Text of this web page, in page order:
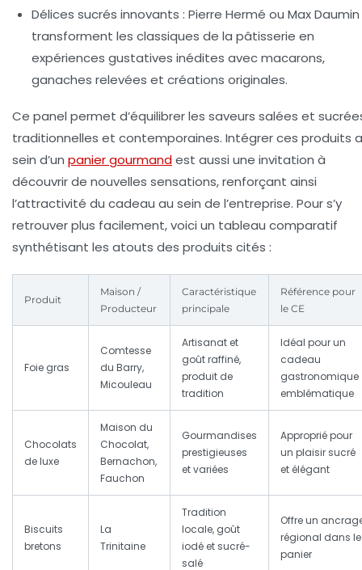
Délices sucrés innovants : Pierre Hermé ou Max Daumin
transforment les classiques de la pâtisserie en
expériences gustatives inédites avec macarons,
ganaches relevées et créations originales.
Ce panel permet d’équilibrer les saveurs salées et
traditionnelles et contemporaines. Intégrer ces produits
sein d’un panier gourmandest aussi une invitation à
découvrir de nouvelles sensations, renforçant ainsi
l’attractivité du cadeau au sein de l’entreprise. Pour s’y
retrouver plus facilement, voici un tableau comparatif
synthétisant les atouts des produits cités :
Produit
Maison /
Producteur
Caractéristique
principale
Référence pour
le CE
Foie gras
Comtesse
du Barry,
Micouleau
Artisanat et
goût raffiné,
produit de
tradition
Idéal pour un
cadeau
gastronomique
emblématique
Chocolats
de luxe
Maison du
Chocolat,
Bernachon,
Fauchon
Gourmandises
prestigieuses
et variées
Approprié pour
un plaisir sucré
et élégant
Biscuits
bretons
La
Trinitaine
Tradition
locale, goût
iodé et sucré-
salé
Offre un
régional dans le
panier